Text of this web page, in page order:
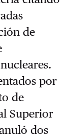
de
por
de
Superior
dos